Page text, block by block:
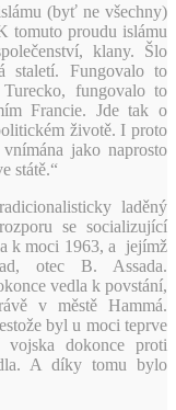
(byť ne všechny)
tomuto proudu islámu
klany. Šlo
staletí. Fungovalo to
fungovalo to
Francie. Jde tak o
životě. I proto
jako naprosto
státě.“
laděný
se socializující
k moci 1963, a jejímž
otec B. Assada.
vedla k povstání,
v městě Hammá.
byl u moci teprve
dokonce proti
A díky tomu bylo